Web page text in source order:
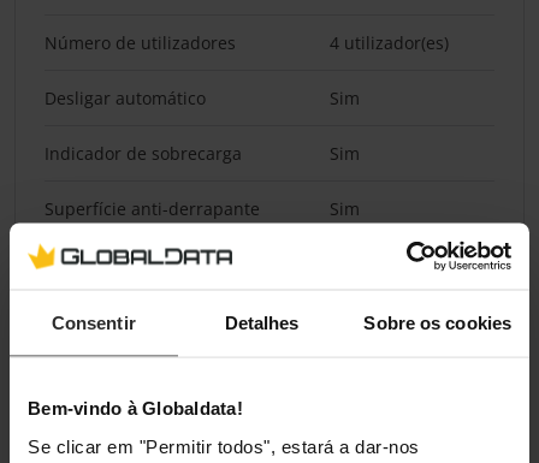
Consentir Detalhes Sobre os cookies
Bem-vindo à Globaldata!
Se clicar em "Permitir todos", estará a dar-nos
Número de utilizadores 4 utilizador(es)
Desligar automático Sim
Indicador de sobrecarga Sim
Superfície anti-derrapante Sim
Tecnologia 4 sensores
Número de sensores suportados
Funcionalidade de ligar